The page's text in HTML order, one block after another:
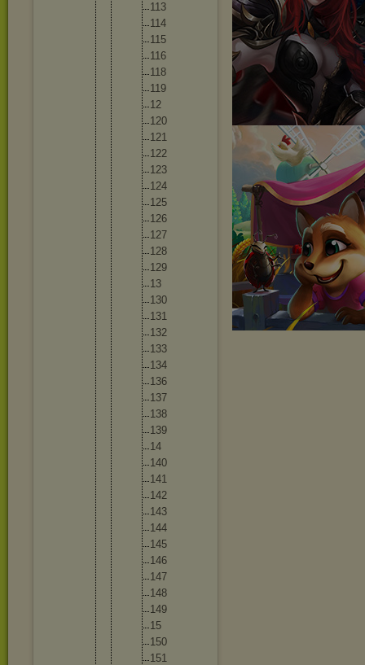
113
114
115
116
118
119
12
120
121
122
123
124
125
126
127
128
129
13
130
131
132
133
134
136
137
138
139
14
140
141
142
143
144
145
146
147
148
149
15
150
151